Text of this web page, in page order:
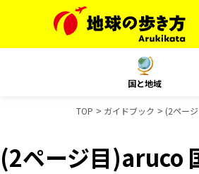
国と地域
TOP ガイドブック (2ペー
(2ページ目)aruco